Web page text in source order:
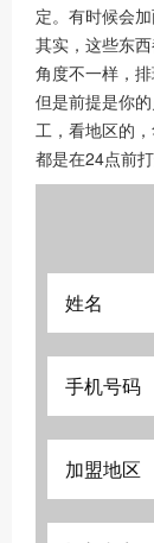
定。有时候会
其实，这些东
角度不一样，排
但是前提是你
工，看地区的
都是在24点前打